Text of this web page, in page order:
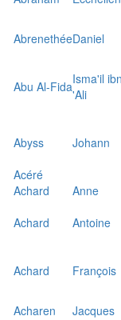
AbrenethéeDaniel
Abu Al-FidaIsma'il
'Ali
Abyss
Johann
Acéré
Achard
Anne
Achard
Antoine
Achard
François
Acharen
Jacques